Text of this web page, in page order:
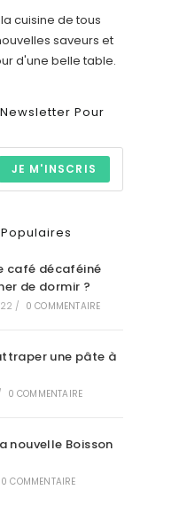
cuisine de tous
saveurs et
d'une belle table.
Pour
JE M'INSCRIS
café décaféiné
de dormir ?
/ 0 COMMENTAIRE
une pâte à
0 COMMENTAIRE
nouvelle Boisson
0 COMMENTAIRE